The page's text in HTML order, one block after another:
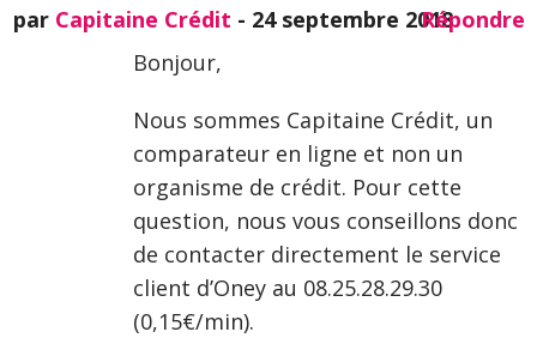
par Capitaine Crédit - 24 septembre 2018Répondre
Bonjour,
Nous sommes Capitaine Crédit, un
comparateur en ligne et non un
organisme de crédit. Pour cette
question, nous vous conseillons donc
de contacter directement le service
client d’Oney au 08.25.28.29.30
(0,15€/min).